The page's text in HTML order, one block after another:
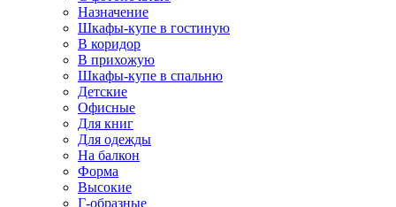
Назначение
Шкафы-купе в гостиную
В коридор
В прихожую
Шкафы-купе в спальню
Детские
Офисные
Для книг
Для одежды
На балкон
Форма
Высокие
Г-образные